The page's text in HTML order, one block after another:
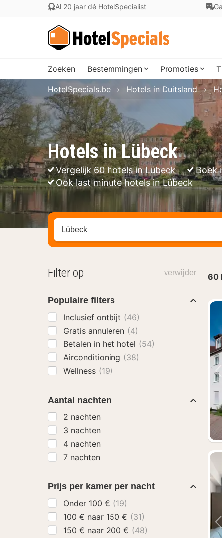
Al 20 jaar dé HotelSpecialist
Zoeken Bestemmingen Promoties
Hotels in Lübeck
Vergelijk 60 hotels in Lübeck
Boek
Ook last minute hotels in Lübeck
HotelSpecials.be Hotels in Duitsland
Zoek op hotel, regio of stad
60
Filter op verwijder
Populaire filters
Inclusief ontbijt (46)
Gratis annuleren (4)
Betalen in het hotel (54)
Airconditioning (38)
Wellness (19)
Aantal nachten
2 nachten
3 nachten
4 nachten
7 nachten
Prijs per kamer per nacht
Onder 100 € (19)
100 € naar 150 € (31)
150 € naar 200 € (48)